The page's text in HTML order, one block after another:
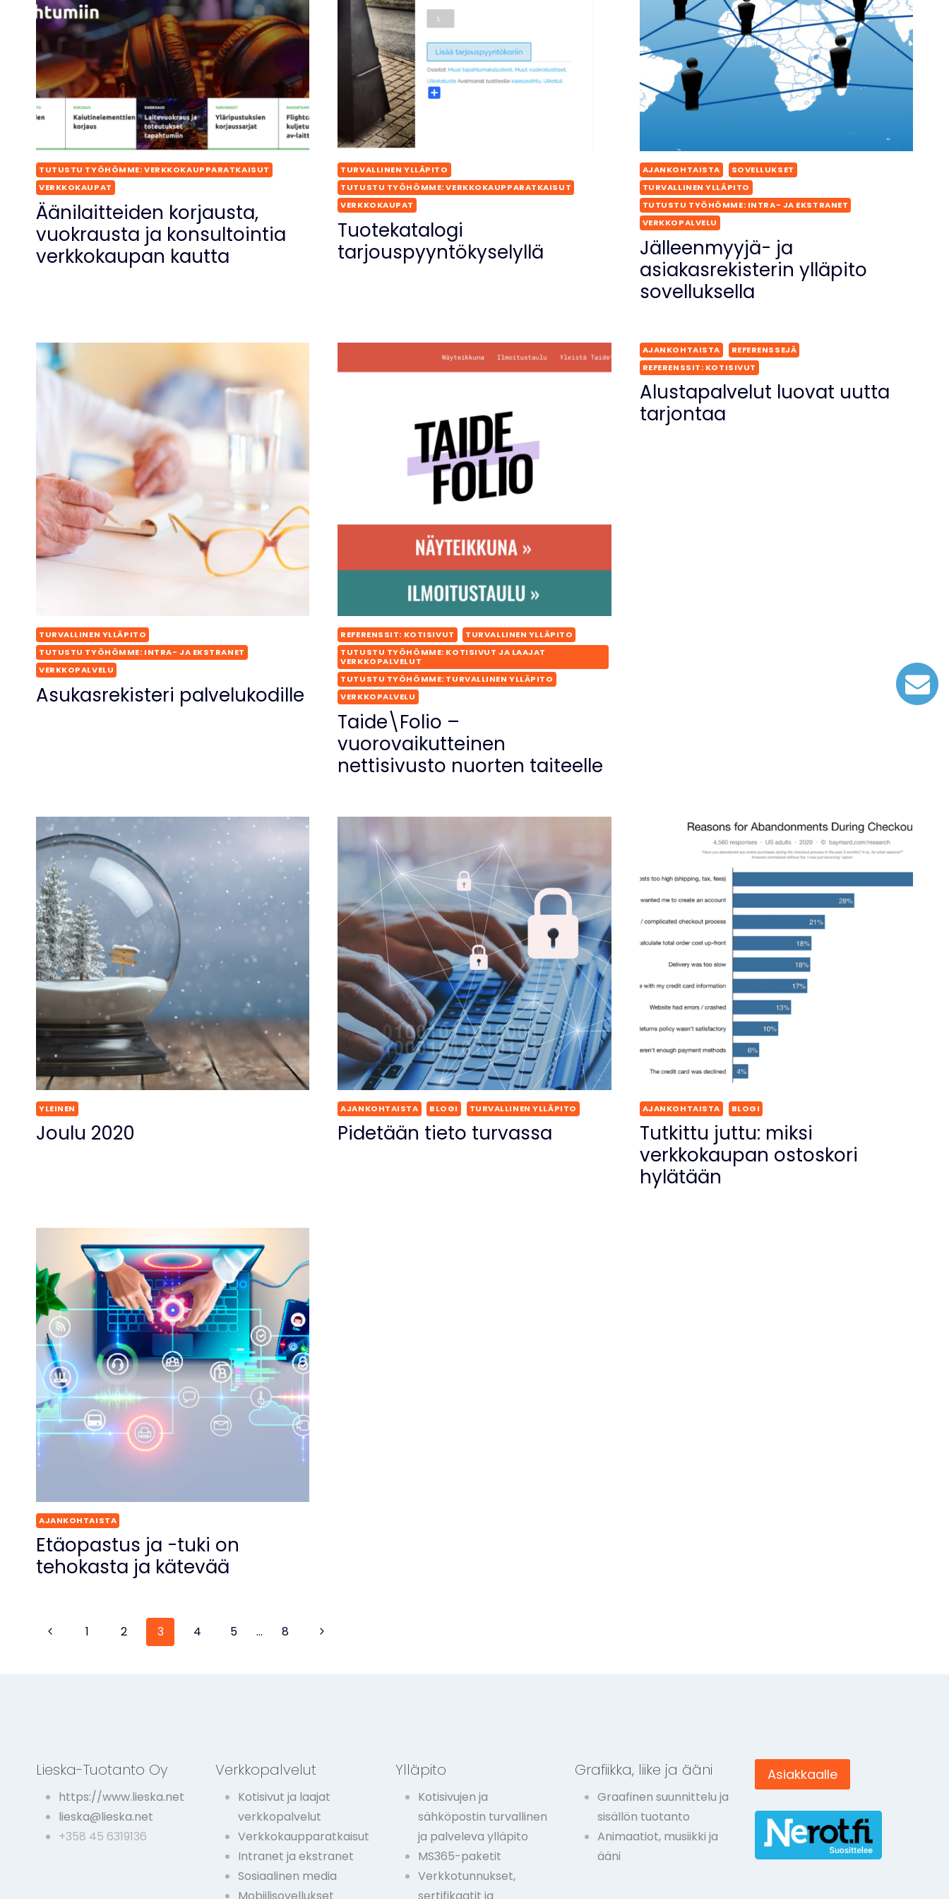
TUTUSTU TYÖHÖMME: VERKKOKAUPPARATKAISUT
VERKKOKAUPAT
Äänilaitteiden korjausta,
vuokrausta ja konsultointia
verkkokaupan kautta
TURVALLINEN YLLÄPITO
TUTUSTU TYÖHÖMME: VERKKOKAUPPARATKAISUT
VERKKOKAUPAT
Tuotekatalogi
tarjouspyyntökyselyllä
AJANKOHTAISTA
SOVELLUKSET
TURVALLINEN YLLÄPITO
TUTUSTU TYÖHÖMME: INTRA- JA EKSTRANET
VERKKOPALVELU
Jälleenmyyjä- ja
asiakasrekisterin ylläpito
sovelluksella
TURVALLINEN YLLÄPITO
TUTUSTU TYÖHÖMME: INTRA- JA EKSTRANET
VERKKOPALVELU
Asukasrekisteri palvelukodille
REFERENSSIT: KOTISIVUT
TURVALLINEN YLLÄPITO
TUTUSTU TYÖHÖMME: KOTISIVUT JA LAAJAT
VERKKOPALVELUT
TUTUSTU TYÖHÖMME: TURVALLINEN YLLÄPITO
VERKKOPALVELU
Taide\Folio –
vuorovaikutteinen
nettisivusto nuorten taiteelle
AJANKOHTAISTA
REFERENSSEJÄ
REFERENSSIT: KOTISIVUT
Alustapalvelut luovat uutta
tarjontaa
YLEINEN
Joulu 2020
AJANKOHTAISTA BLOGI TURVALLINEN YLLÄPITO
Pidetään tieto turvassa
AJANKOHTAISTA BLOGI
Tutkittu juttu: miksi
verkkokaupan ostoskori
hylätään
AJANKOHTAISTA
Etäopastus ja -tuki on
tehokasta ja kätevää
Sivunavigointi
Edellinen1 2 3 4 5 … 8
Seuraava
Lieska-Tuotanto Oy
https://www.lieska.net
lieska@lieska.net
+358 45 6319136
Verkkopalvelut
Kotisivut ja laajat
verkkopalvelut
Verkkokaupparatkaisut
Intranet ja ekstranet
Sosiaalinen media
Ylläpito
Kotisivujen ja
sähköpostin turvallinen
ja palveleva ylläpito
MS365-paketit
Verkkotunnukset,
Grafiikka, liike ja ääni
Graafinen suunnittelu ja
sisällön tuotanto
Animaatiot, musiikki ja
ääni
Asiakkaalle